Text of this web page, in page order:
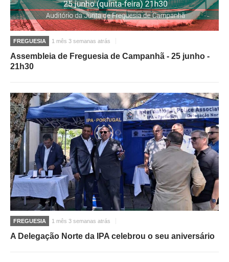
FREGUESIA 1 mês 3 semanas atrás
Assembleia de Freguesia de Campanhã - 25 junho -
21h30
FREGUESIA 1 mês 3 semanas atrás
A Delegação Norte da IPA celebrou o seu aniversário